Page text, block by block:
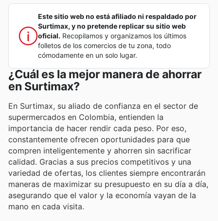
Este sitio web no está afiliado ni respaldado por
Surtimax, y no pretende replicar su sitio web
oficial. Recopilamos y organizamos los últimos
folletos de los comercios de tu zona, todo
cómodamente en un solo lugar.
¿Cuál es la mejor manera de ahorrar
en Surtimax?
En Surtimax, su aliado de confianza en el sector de
supermercados en Colombia, entienden la
importancia de hacer rendir cada peso. Por eso,
constantemente ofrecen oportunidades para que
compren inteligentemente y ahorren sin sacrificar
calidad. Gracias a sus precios competitivos y una
variedad de ofertas, los clientes siempre encontrarán
maneras de maximizar su presupuesto en su día a día,
asegurando que el valor y la economía vayan de la
mano en cada visita.